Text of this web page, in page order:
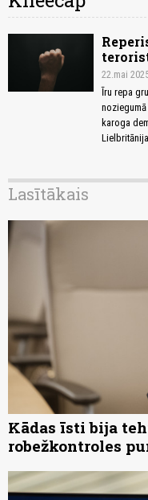
22.mai
Īru repa
karoga
Lasītākais
Kādas īsti bija
robežkontroles